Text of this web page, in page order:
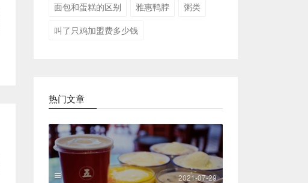
面包和蛋糕的区别
雅惠鸭脖
粥类
叫了只鸡加盟费多少钱
热门文章
2021-07-29